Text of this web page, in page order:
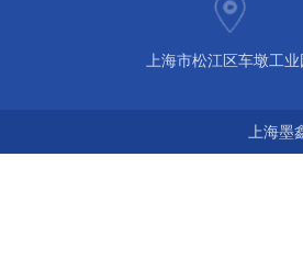
上海市松江区车墩工业
上海